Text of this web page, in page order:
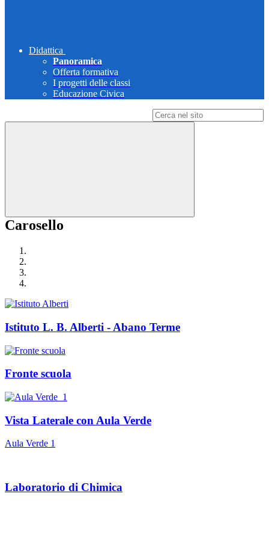
Didattica
Panoramica
Offerta formativa
I progetti delle classi
Educazione Civica
Carosello
Istituto L. B. Alberti - Abano Terme
Fronte scuola
Vista Laterale con Aula Verde
Aula Verde 1
Laboratorio di Chimica